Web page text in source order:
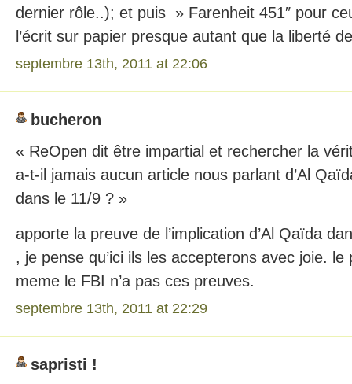
dernier rôle..); et puis » Farenheit 451″ pour
l’écrit sur papier presque autant que la liberté
septembre 13th, 2011 at 22:06
bucheron
« ReOpen dit être impartial et rechercher la
a-t-il jamais aucun article nous parlant d’Al
dans le 11/9 ? »
apporte la preuve de l’implication d’Al Qaïda
, je pense qu’ici ils les accepterons avec joie. le
meme le FBI n’a pas ces preuves.
septembre 13th, 2011 at 22:29
sapristi !